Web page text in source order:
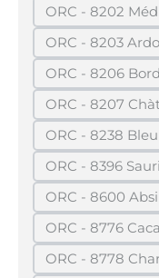
ORC - 8202
ORC - 8203
(Diese
ORC - 8206
(Diese
ORC - 8207
ORC - 8238
(Diese
ORC - 8396
ORC - 8600
(Diese
ORC - 8776
(Diese
ORC - 8778
(Diese